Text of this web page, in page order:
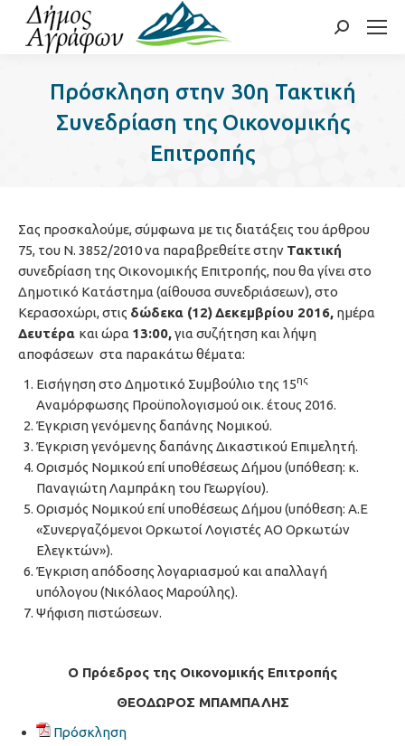
Search:
Πρόσκληση στην 30η Τακτική
Συνεδρίαση της Οικονομικής
Επιτροπής
Σας προσκαλούμε, σύμφωνα με τις διατάξεις του άρθρου
75, του Ν. 3852/2010 να παραβρεθείτε στην Τακτική
συνεδρίαση της Οικονομικής Επιτροπής, που θα γίνει στο
Δημοτικό Κατάστημα (αίθουσα συνεδριάσεων), στο
Κερασοχώρι, στις δώδεκα (12)Δεκεμβρίου 2016, ημέρα
Δευτέρα και ώρα 13:00,για συζήτηση και λήψη
αποφάσεων στα παρακάτω θέματα:
Εισήγηση στο Δημοτικό Συμβούλιο της 15ης
Αναμόρφωσης Προϋπολογισμού οικ. έτους 2016.
Έγκριση γενόμενης δαπάνης Νομικού.
Έγκριση γενόμενης δαπάνης Δικαστικού Επιμελητή.
Ορισμός Νομικού επί υποθέσεως Δήμου (υπόθεση: κ.
Παναγιώτη Λαμπράκη του Γεωργίου).
Ορισμός Νομικού επί υποθέσεως Δήμου (υπόθεση: Α.Ε
«Συνεργαζόμενοι Ορκωτοί Λογιστές ΑΟ Ορκωτών
Ελεγκτών»).
Έγκριση απόδοσης λογαριασμού και απαλλαγή
υπόλογου (Νικόλαος Μαρούλης).
Ψήφιση πιστώσεων.
Ο Πρόεδρος της Οικονομικής Επιτροπής
ΘΕΟΔΩΡΟΣ ΜΠΑΜΠΑΛΗΣ
Πρόσκληση